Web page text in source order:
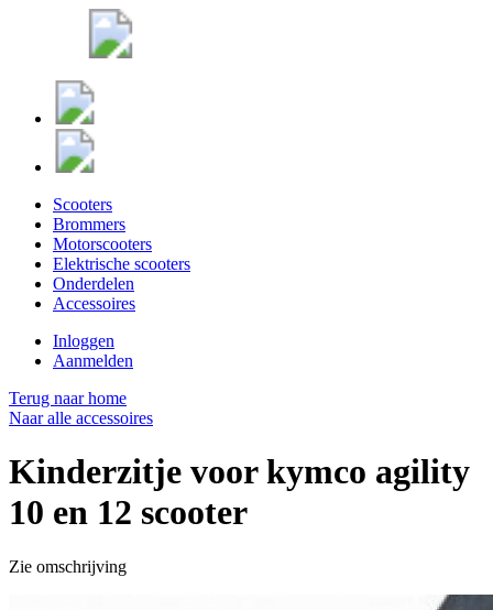
Scooters
Brommers
Motorscooters
Elektrische scooters
Onderdelen
Accessoires
Inloggen
Aanmelden
Terug naar home
Naar alle accessoires
Kinderzitje voor kymco agility
10 en 12 scooter
Zie omschrijving